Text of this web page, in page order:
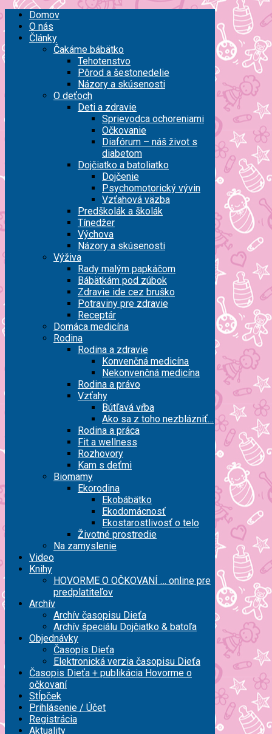
Domov
O nás
Články
Čakáme bábätko
Tehotenstvo
Pôrod a šestonedelie
Názory a skúsenosti
O deťoch
Deti a zdravie
Sprievodca ochoreniami
Očkovanie
Diafórum – náš život s
diabetom
Dojčiatko a batoliatko
Dojčenie
Psychomotorický vývin
Vzťahová väzba
Predškolák a školák
Tínedžer
Výchova
Názory a skúsenosti
Výživa
Rady malým papkáčom
Bábätkám pod zúbok
Zdravie ide cez bruško
Potraviny pre zdravie
Receptár
Domáca medicína
Rodina
Rodina a zdravie
Konvenčná medicína
Nekonvenčná medicína
Rodina a právo
Vzťahy
Bútľavá vŕba
Ako sa z toho nezblázniť…
Rodina a práca
Fit a wellness
Rozhovory
Kam s deťmi
Biomamy
Ekorodina
Ekobábätko
Ekodomácnosť
Ekostarostlivosť o telo
Životné prostredie
Na zamyslenie
Video
Knihy
HOVORME O OČKOVANÍ … online pre
predplatiteľov
Archív
Archív časopisu Dieťa
Archív špeciálu Dojčiatko & batoľa
Objednávky
Časopis Dieťa
Elektronická verzia časopisu Dieťa
Časopis Dieťa + publikácia Hovorme o
očkovaní
Stĺpček
Prihlásenie / Účet
Registrácia
Aktuality